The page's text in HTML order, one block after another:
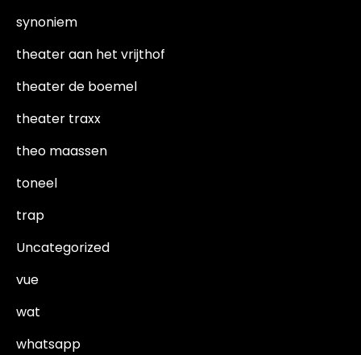
synoniem
theater aan het vrijthof
theater de boemel
theater traxx
theo maassen
toneel
trap
Uncategorized
vue
wat
whatsapp